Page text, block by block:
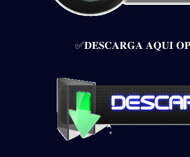
✅𝐃𝐄𝐒𝐂𝐀𝐑𝐆𝐀 𝐀𝐐𝐔𝐈